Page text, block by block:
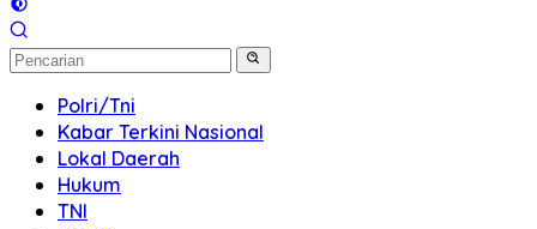
Polri/Tni
Kabar Terkini Nasional
Lokal Daerah
Hukum
TNI